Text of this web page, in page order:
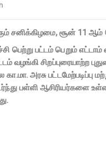
சனிக்கிழமை, சூன் 11 ஆம்
பட்டம் பெறும் எட்டாம்
வழங்கி சிறப்புரையாற்ற
அரசு பட்டமேற்படிப்பு
பள்ளி ஆசிரியர்களை